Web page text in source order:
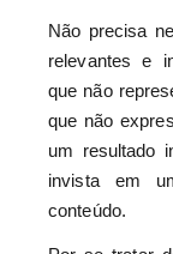
Não precisa
relevantes e
que não
que não
um resultado
invista em
conteúdo.